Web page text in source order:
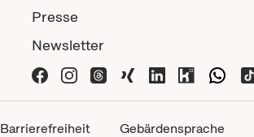
Presse
Newsletter
Barrierefreiheit Gebärdensprache